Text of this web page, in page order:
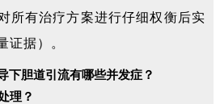
所有治疗方案进行仔细权衡后实
证据）。
下胆道引流有哪些并发症？
理？